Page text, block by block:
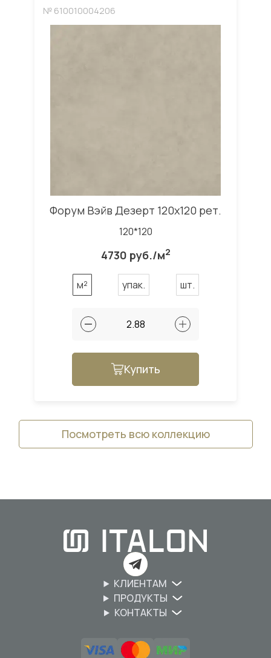
№ 610010004206
Форум Вэйв Дезерт 120x120 рет.
120*120
4730 руб./м2
м² упак. шт.
Купить
Посмотреть всю коллекцию
КЛИЕНТАМ
ПРОДУКТЫ
КОНТАКТЫ